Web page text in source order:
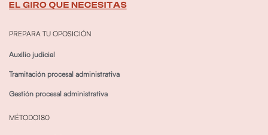
PREPARA TU OPOSICIÓN
Auxilio judicial
Tramitación procesal administrativa
Gestión procesal administrativa
MÉTODO180